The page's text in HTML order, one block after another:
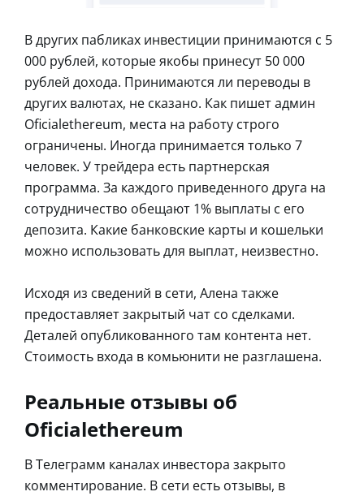
В других пабликах инвестиции принимаются с 5
000 рублей, которые якобы принесут 50 000
рублей дохода. Принимаются ли переводы в
других валютах, не сказано. Как пишет админ
Oficialethereum, места на работу строго
ограничены. Иногда принимается только 7
человек. У трейдера есть партнерская
программа. За каждого приведенного друга на
сотрудничество обещают 1% выплаты с его
депозита. Какие банковские карты и кошельки
можно использовать для выплат, неизвестно.
Исходя из сведений в сети, Алена также
предоставляет закрытый чат со сделками.
Деталей опубликованного там контента нет.
Стоимость входа в комьюнити не разглашена.
Реальные отзывы об
Oficialethereum
В Телеграмм каналах инвестора закрыто
комментирование. В сети есть отзывы, в